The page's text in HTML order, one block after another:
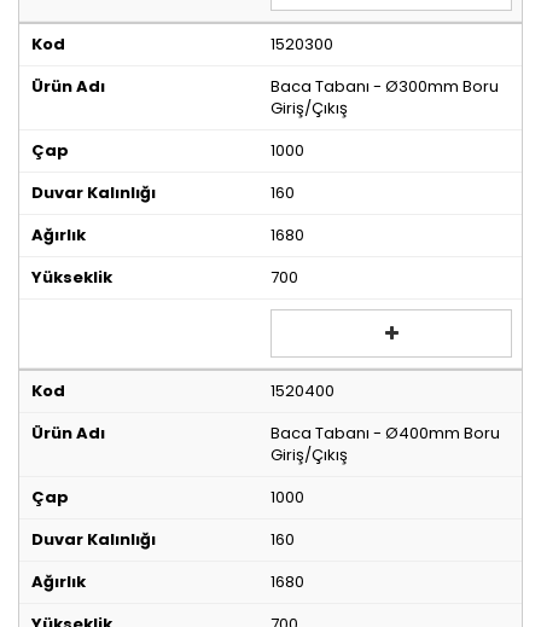
1520300
Baca Tabanı - Ø300mm Boru
Giriş/Çıkış
1000
160
1680
700
1520400
Baca Tabanı - Ø400mm Boru
Giriş/Çıkış
1000
160
1680